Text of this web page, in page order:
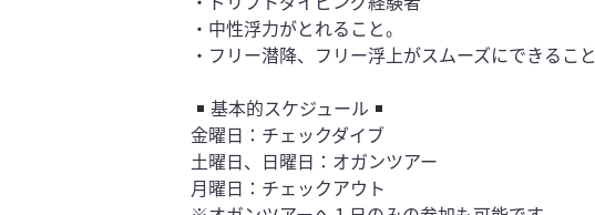
・中性浮力がとれること。
・フリー潜降、フリー浮上がスムーズにできること
基本的スケジュール
金曜日：チェックダイブ
土曜日、日曜日：オガンツアー
月曜日：チェックアウト